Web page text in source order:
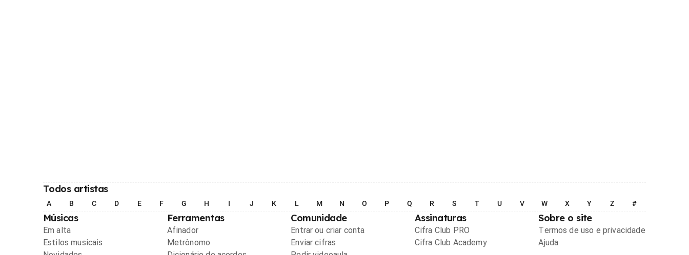
Todos artistas
A B C D E F G H I J K L M N O P Q R S T U V W X Y Z #
Músicas
Em alta
Estilos musicais
Ferramentas
Afinador
Metrônomo
Comunidade
Entrar ou criar conta
Enviar cifras
Assinaturas
Cifra Club PRO
Cifra Club Academy
Sobre o site
Termos de uso e privacidade
Ajuda